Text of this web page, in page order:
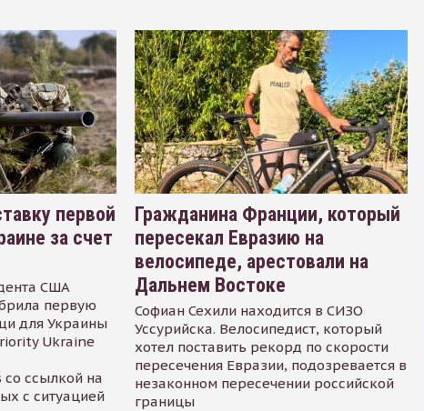
первой
за счет
США
первую
для Украины
Ukraine
ссылкой на
с ситуацией
Гражданина Франции, который
пересекал Евразию на
велосипеде, арестовали на
Дальнем Востоке
Софиан Сехили находится в СИЗО
Уссурийска. Велосипедист, который
хотел поставить рекорд по скорости
пересечения Евразии, подозревается в
незаконном пересечении российской
границы